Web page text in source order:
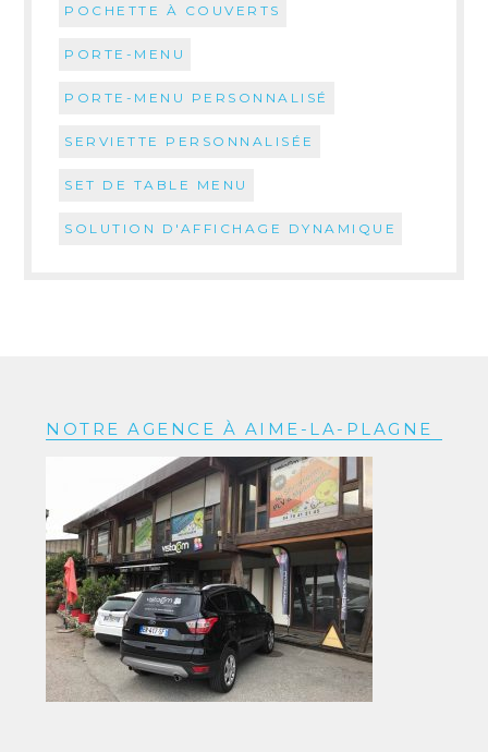
POCHETTE À COUVERTS
PORTE-MENU
PORTE-MENU PERSONNALISÉ
SERVIETTE PERSONNALISÉE
SET DE TABLE MENU
SOLUTION D'AFFICHAGE DYNAMIQUE
NOTRE AGENCE À AIME-LA-PLAGNE